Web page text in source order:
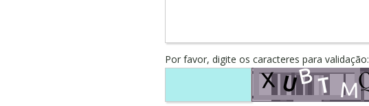
Por favor, digite os caracteres para validação: